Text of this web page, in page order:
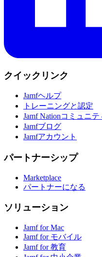
クイックリンク
Jamfヘルプ
トレーニングと認定
Jamf Nationコミュニテ
Jamfブログ
Jamfアカウント
パートナーシップ
Marketplace
パートナーになる
ソリューション
Jamf for Mac
Jamf for モバイル
Jamf for 教育